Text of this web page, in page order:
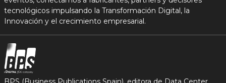
tecnológicos impulsando la Transformación Digital, la
Innovación y el crecimiento empresarial.